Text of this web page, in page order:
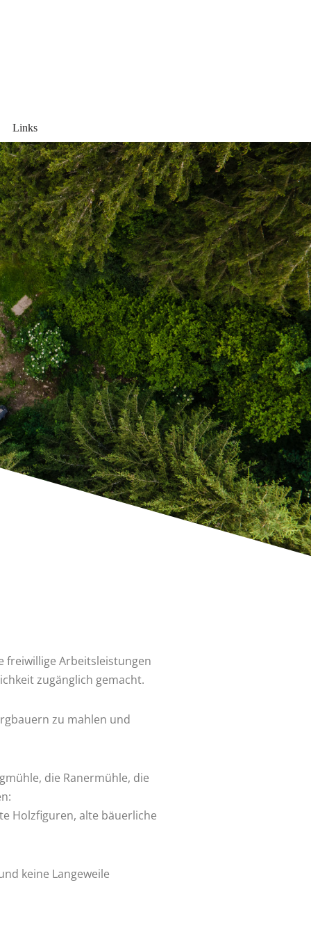
Links
freiwillige Arbeitsleistungen
zugänglich gemacht.
zu mahlen und
die Ranermühle, die
Holzfiguren, alte bäuerliche
keine Langeweile